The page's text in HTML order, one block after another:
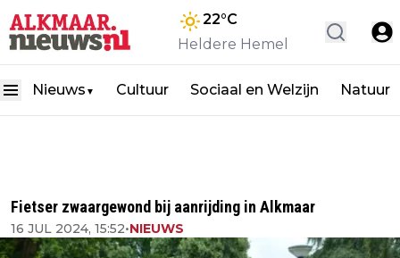
22°C
Heldere Hemel
Nieuws ▼ Cultuur Sociaal en Welzijn Natuur
Fietser zwaargewond bij aanrijding in Alkmaar
16 JUL 2024, 15:52•NIEUWS